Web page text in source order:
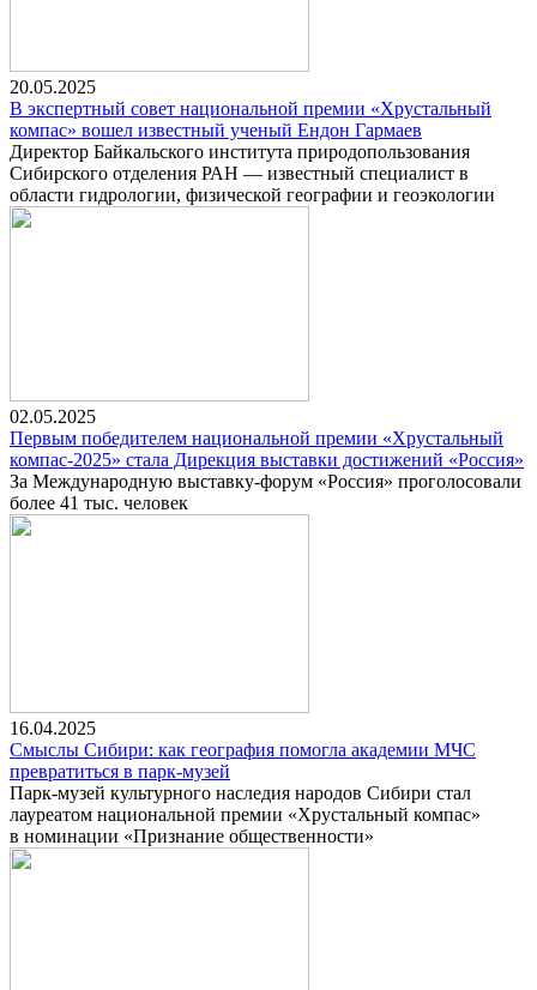
20.05.2025
В экспертный совет национальной премии «Хрустальный
компас» вошел известный ученый Ендон Гармаев
Директор Байкальского института природопользования
Сибирского отделения РАН — известный специалист в
области гидрологии, физической географии и геоэкологии
02.05.2025
Первым победителем национальной премии «Хрустальный
компас-2025» стала Дирекция выставки достижений «Россия»
За Международную выставку-форум «Россия» проголосовали
более 41 тыс. человек
16.04.2025
Смыслы Сибири: как география помогла академии МЧС
превратиться в парк-музей
Парк-музей культурного наследия народов Сибири стал
лауреатом национальной премии «Хрустальный компас»
в номинации «Признание общественности»